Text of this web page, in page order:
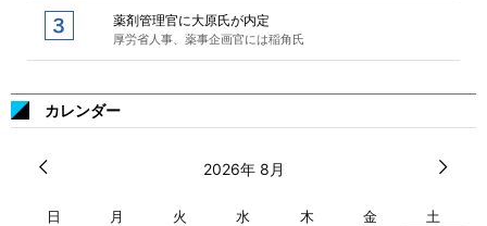
薬剤管理官に大原氏が内定
厚労省人事、薬事企画官には稲角氏
カレンダー
2026年 8月
日 月 火 水 木 金 土